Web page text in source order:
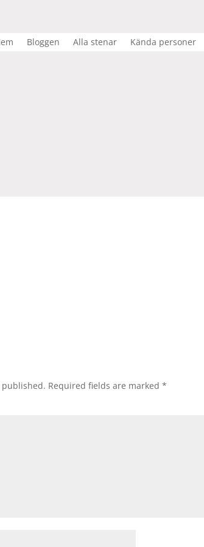
Bloggen Alla stenar Kända personer
Required fields are marked*